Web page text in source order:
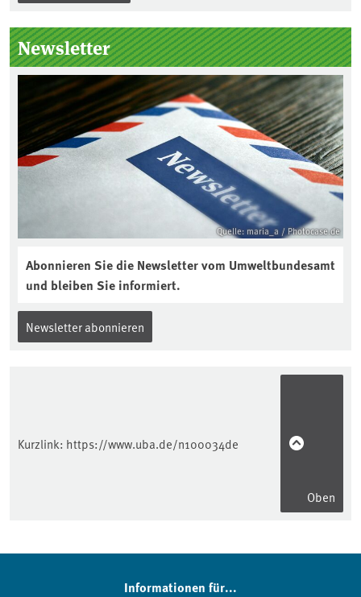
Kuratorium, wie wird der Boden des
Jahres ausgewählt und was passiert
eigentlich während eines solchen
Bodenjahres? Infos dazu gibt es im
aktuellen Podcast „Soilcast“. Jetzt
reinhören:
https://soilcast.de/interview/sc202-
interview-die-kuer-der-krume/
Newsletter
Quelle: maria_a / Photocase.de
Abonnieren Sie die Newsletter vom Umweltbundesamt
und bleiben Sie informiert.
Newsletter abonnieren
Kurzlink: https://www.uba.de/n100034de
Oben
Informationen für...